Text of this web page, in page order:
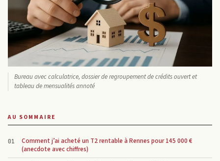
Bureau avec calculatrice, dossier de regroupement de crédits ouvert et
tableau de mensualités annoté
AU SOMMAIRE
Comment j’ai acheté un T2 rentable à Rennes pour 145 000 €
(anecdote avec chiffres)